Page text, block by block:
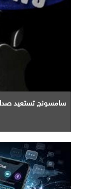
سامسونج تستعيد